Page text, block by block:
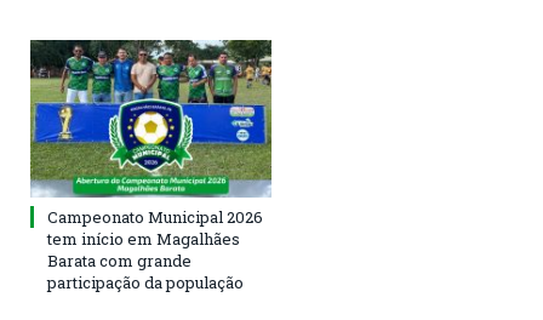
Campeonato Municipal 2026
tem início em Magalhães
Barata com grande
participação da população